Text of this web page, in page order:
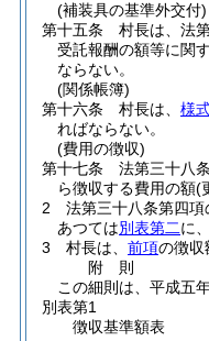
(補装具の基準外交付)
第十五条
村長は、法
受託報酬の額等に関
ならない。
(関係帳簿)
第十六条
村長は、 様
ればならない。
(費用の徴収)
第十七条
法第三十八
ら徴収する費用の額(
2
法第三十八条第四
あつては別表第二に
3
村長は、 前項の徴収
附 則
この細則は、平成五
別表第1
徴収基準額表